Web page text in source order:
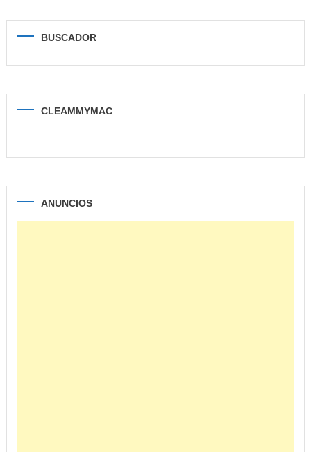
BUSCADOR
CLEAMMYMAC
ANUNCIOS